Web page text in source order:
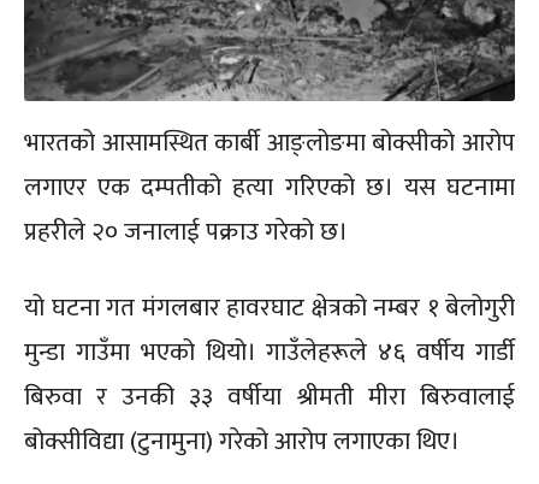
भारतको आसामस्थित कार्बी आङ्लोङमा बोक्सीको आरोप
लगाएर एक दम्पतीको हत्या गरिएको छ। यस घटनामा
प्रहरीले २० जनालाई पक्राउ गरेको छ।
यो घटना गत मंगलबार हावरघाट क्षेत्रको नम्बर १ बेलोगुरी
मुन्डा गाउँमा भएको थियो। गाउँलेहरूले ४६ वर्षीय गार्डी
बिरुवा र उनकी ३३ वर्षीया श्रीमती मीरा बिरुवालाई
बोक्सीविद्या (टुनामुना) गरेको आरोप लगाएका थिए।